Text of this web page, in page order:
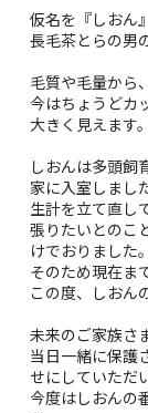
仮名を『しおん
長毛茶とらの男
毛質や毛量から
今はちょうどカ
大きく見えます。
しおんは多頭飼
家に入室しまし
生計を立て直し
張りたいとのこ
けでおりまし
そのため現在ま
この度、しおん
未来のご家族さ
当日一緒に保護
せにしていただ
今度はしおんの